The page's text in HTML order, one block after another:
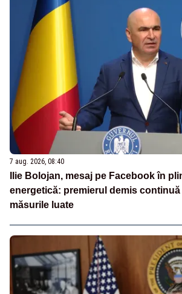
7 aug. 2026, 08:40
Ilie Bolojan, mesaj pe Facebook în
energetică: premierul demis continuă
măsurile luate